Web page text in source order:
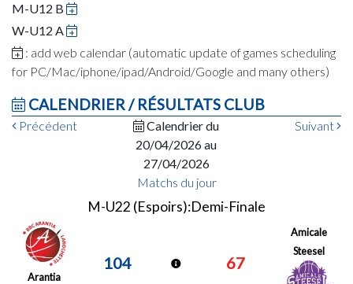
M-U12 B
W-U12 A
: add web calendar (automatic update of games scheduling
for PC/Mac/iphone/ipad/Android/Google and many others)
CALENDRIER / RÉSULTATS CLUB
Précédent
Calendrier du
20/04/2026 au
27/04/2026
Suivant
Matchs du jour
M-U22 (Espoirs):Demi-Finale
Arantia
104 67
Amicale
Steesel